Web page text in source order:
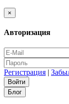
×
Авторизация
Регистрация |
Блог